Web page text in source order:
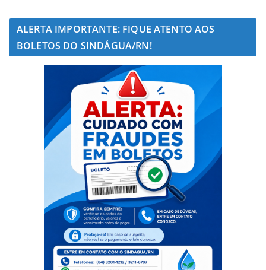
ALERTA IMPORTANTE: FIQUE ATENTO AOS
BOLETOS DO SINDÁGUA/RN!